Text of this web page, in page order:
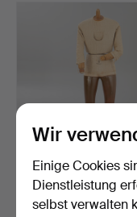
Obermaier München,
Schaufensterpuppe,
8 Tage
Wir
Einige Cookies
Dienstleistung
selbst verwalten